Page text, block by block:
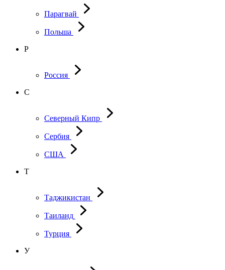
Парагвай
Польша
Р
Россия
С
Северный Кипр
Сербия
США
Т
Таджикистан
Таиланд
Турция
У